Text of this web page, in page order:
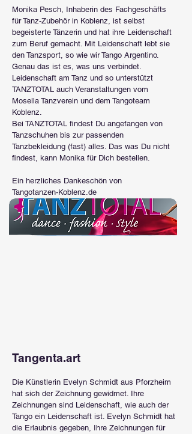
Monika Pesch, Inhaberin des Fachgeschäfts
für Tanz-Zubehör in Koblenz, ist selbst
begeisterte Tänzerin und hat ihre Leidenschaft
zum Beruf gemacht. Mit Leidenschaft lebt sie
den Tanzsport, so wie wir Tango Argentino.
Genau das ist es, was uns verbindet.
Leidenschaft am Tanz und so unterstützt
TANZTOTAL auch Veranstaltungen vom
Mosella Tanzverein und dem Tangoteam
Koblenz.
Bei TANZTOTAL findest Du angefangen von
Tanzschuhen bis zur passenden
Tanzbekleidung (fast) alles. Das was Du nicht
findest, kann Monika für Dich bestellen.
Ein herzliches Dankeschön von
Tangotanzen-Koblenz.de
Tangenta.art
Die Künstlerin Evelyn Schmidt aus Pforzheim
hat sich der Zeichnung gewidmet. Ihre
Zeichnungen sind Leidenschaft, wie auch der
Tango ein Leidenschaft ist. Evelyn Schmidt hat
die Erlaubnis gegeben, Ihre Zeichnungen für